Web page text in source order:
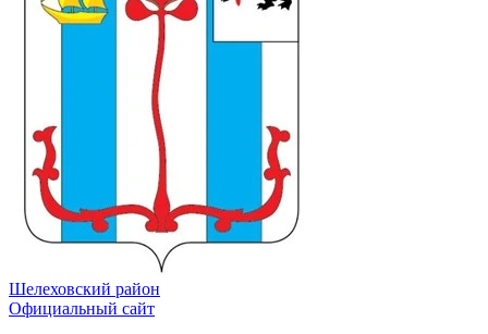
Шелеховский район
Официальный сайт